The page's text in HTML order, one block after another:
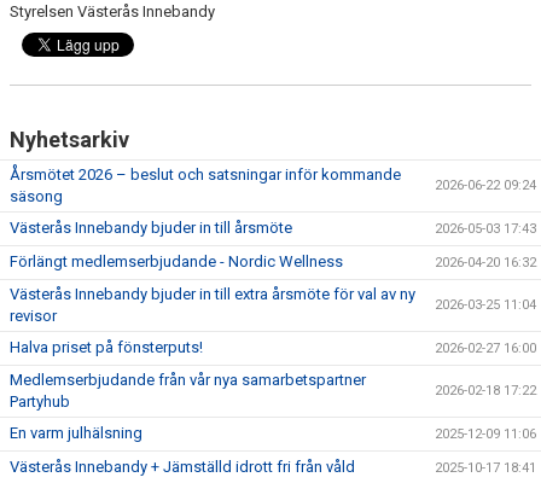
Styrelsen Västerås Innebandy
Nyhetsarkiv
Årsmötet 2026 – beslut och satsningar inför kommande
säsong
2026-06-22 09:24
Västerås Innebandy bjuder in till årsmöte 2026-05-03 17:43
Förlängt medlemserbjudande - Nordic Wellness 2026-04-20 16:32
Västerås Innebandy bjuder in till extra årsmöte för val av ny
revisor
2026-03-25 11:04
Halva priset på fönsterputs! 2026-02-27 16:00
Medlemserbjudande från vår nya samarbetspartner
Partyhub
2026-02-18 17:22
En varm julhälsning 2025-12-09 11:06
Västerås Innebandy + Jämställd idrott fri från våld 2025-10-17 18:41